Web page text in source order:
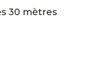
30 mètres